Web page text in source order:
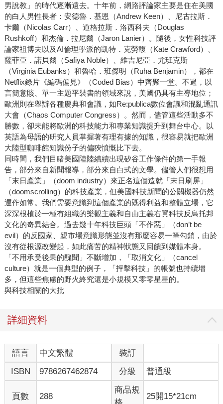
男說教」的時代逐漸遠去。十年前，網路評論家主要是住在美國
的白人男性長者：安德魯．基恩（Andrew Keen）、尼古拉斯．
卡爾（Nicolas Carr）、道格拉斯．洛西科夫（Douglas
Rushkoff）和杰倫．拉尼爾（Jaron Lanier）。隨後，女性科技評
論家祖博夫以及AI倫理學派的凱特．克勞馥（Kate Crawford）、
薩菲亞．諾貝爾（Safiya Noble）、維吉尼亞．尤班克斯
（Virginia Eubanks）和魯哈．班傑明（Ruha Benjamin），都在
Netflix錄片《編碼偏見》（Coded Bias）中齊聚一堂。不過，以
言簡意賅、單一主題平裝書的領域來說，美國仍具有主導地位；
歐洲則在舉辦各種慶典和會議，如Re:publica數位會議和混亂通訊
大會（Chaos Computer Congress）。然而，儘管這些活動多不
勝數，卻未能將歐洲的科技能力和專業知識提升到舞台中心。以
英語為母語的研究人員掌握著有理有據的知識，很容易就把歐洲
大陸型咖啡館知識份子的偏狹憤慨比下去。
同時間，我們目睹美國陸陸續續出現矽谷工作條件的第一手報
告，部分來自新聞報導，部分來自白式的文學。儘管人們很想用
「末日產業」（doom industry）來正名這個造就「末日刷屏」
（doomscrolling）的科技產業，但美國科技新聞的公關機器仍然
運作如常。我們需要意識到這個產業的既得利益和整體立場，它
深深根植於一種有組織的樂觀主義和自由主義右翼科技反烏托邦
文化的奇異結合。過去幾十年科技巨頭「不作惡」（don’t be
evil）的反國家、親市場意識形態並沒有那麼容易一筆勾銷，由於
沒有從根源改變起，如此痛苦的精神狀態又回饋到媒體本身。
「不用承受後果的醜聞」不斷增加，「取消文化」（cancel
culture）就是一個典型的例子，「抨擊科技」的帳號也持續增
多，但這些焦慮的野火終究還是小規模又零零星星的。
與科技相關的大批
詳細資料
語言 中文繁體
裝訂
ISBN
9786267462874 分級 普通級
頁數 288
商品規
25開15*21cm